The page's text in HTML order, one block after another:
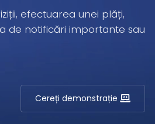
efectuarea unei plăți,
de notificări importante sau
Cereți demonstrație